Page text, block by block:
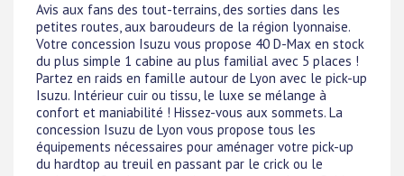
Avis aux fans des tout-terrains, des sorties dans les
petites routes, aux baroudeurs de la région lyonnaise.
Votre concession Isuzu vous propose 40 D-Max en stock
du plus simple 1 cabine au plus familial avec 5 places !
Partez en raids en famille autour de Lyon avec le pick-up
Isuzu. Intérieur cuir ou tissu, le luxe se mélange à
confort et maniabilité ! Hissez-vous aux sommets. La
concession Isuzu de Lyon vous propose tous les
équipements nécessaires pour aménager votre pick-up
du hardtop au treuil en passant par le crick ou le